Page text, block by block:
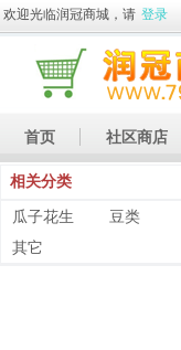
欢迎光临润冠商城，请 登录
首页 社区商店
休闲娱乐
相关分类
瓜子花生
豆类
其它